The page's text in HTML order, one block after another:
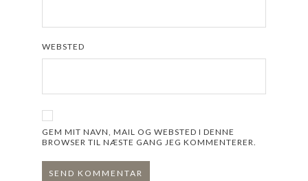
WEBSTED
GEM MIT NAVN, MAIL OG WEBSTED I DENNE
BROWSER TIL NÆSTE GANG JEG KOMMENTERER.